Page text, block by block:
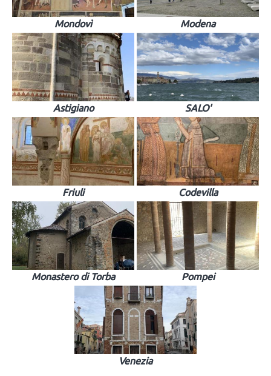
Mondovì Modena
Astigiano SALO'
Friuli Codevilla
Monastero di Torba Pompei
Venezia